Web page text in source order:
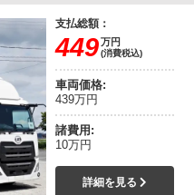
支払総額：
449万円
(消費税込)
車両価格:
439万円
諸費用:
10万円
詳細を見る